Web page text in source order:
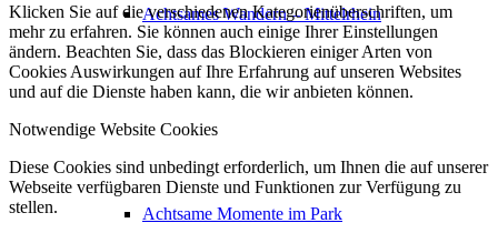
Achtsames Wandern – Mittelrhein
Achtsame Momente im Park
Klicken Sie auf die verschiedenen Kategorienüberschriften, um
mehr zu erfahren. Sie können auch einige Ihrer Einstellungen
ändern. Beachten Sie, dass das Blockieren einiger Arten von
Cookies Auswirkungen auf Ihre Erfahrung auf unseren Websites
und auf die Dienste haben kann, die wir anbieten können.
Notwendige Website Cookies
Diese Cookies sind unbedingt erforderlich, um Ihnen die auf unserer
Webseite verfügbaren Dienste und Funktionen zur Verfügung zu
stellen.